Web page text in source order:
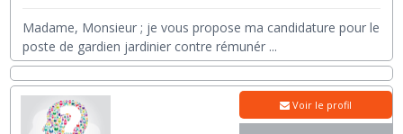
Madame, Monsieur ; je vous propose ma candidature pour le
poste de gardien jardinier contre rémunér ...
Voir le profil